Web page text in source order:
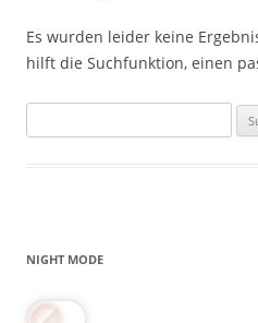
Es wurden leider keine
hilft die Suchfunktion, einen
nach:
NIGHT MODE